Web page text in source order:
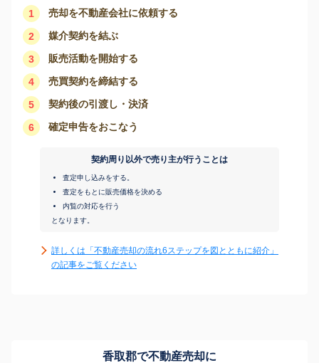
1 売却を不動産会社に依頼する
2 媒介契約を結ぶ
3 販売活動を開始する
4 売買契約を締結する
5 契約後の引渡し・決済
6 確定申告をおこなう
契約周り以外で売り主が行うことは
査定申し込みをする。
査定をもとに販売価格を決める
内覧の対応を行う
となります。
詳しくは「不動産売却の流れ6ステップを図とともに紹介」
の記事をご覧ください
香取郡で不動産売却に